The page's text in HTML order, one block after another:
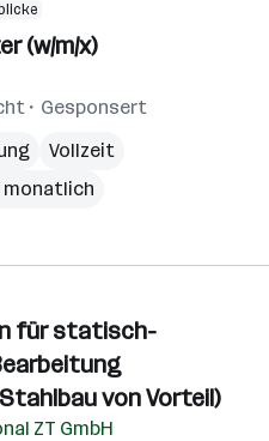
(w/m/x)
Gesponsert
Vollzeit
monatlich
für statisch-
von Vorteil)
ZT GmbH